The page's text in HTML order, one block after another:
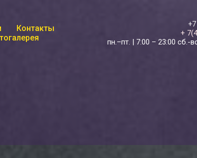
Контакты
+
пн.–пт. | 7:00 – 23:00 сб.-